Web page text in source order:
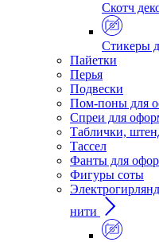
Скотч
Стикеры
Пайетки
Перья
Подвески
Пом-поны для
Спреи для
Таблички,
Тассел
Фанты для
Фигуры соты
нити